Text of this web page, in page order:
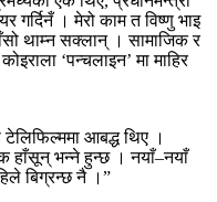
गर्दिनँ । मेरो काम त विष्णु भाइ
थाम्न सक्लान् । सामाजिक र
‘पन्चलाइन’ मा माहिर
टेलिफिल्ममा आबद्ध थिए ।
हाँसून् भन्ने हुन्छ । नयाँ–नयाँ
बिग्रन्छ नै ।”